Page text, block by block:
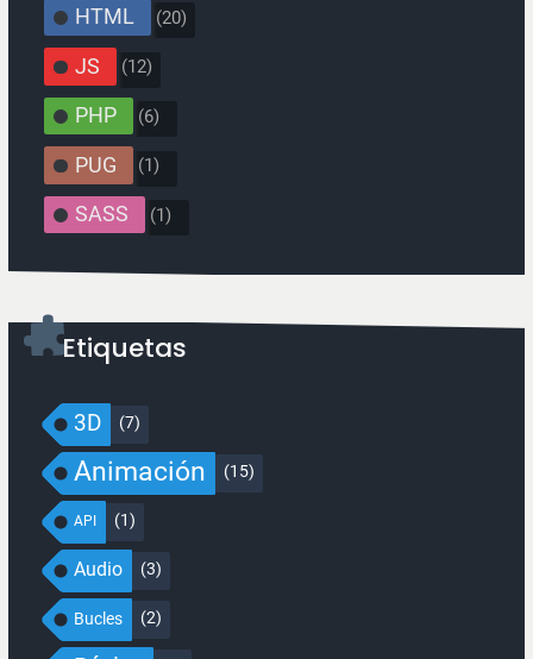
HTML (20)
JS (12)
PHP (6)
PUG (1)
SASS (1)
Etiquetas
3D (7)
Animación (15)
API (1)
Audio (3)
Bucles (2)